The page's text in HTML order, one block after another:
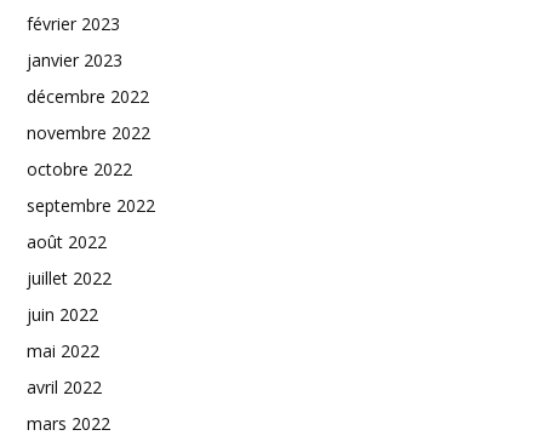
février 2023
janvier 2023
décembre 2022
novembre 2022
octobre 2022
septembre 2022
août 2022
juillet 2022
juin 2022
mai 2022
avril 2022
mars 2022